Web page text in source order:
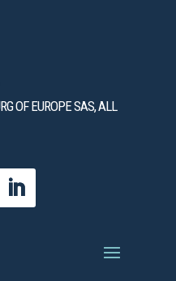
OF EUROPE SAS, ALL